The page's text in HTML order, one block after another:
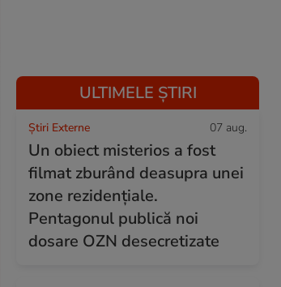
ULTIMELE ȘTIRI
Știri Externe 07 aug.
Un obiect misterios a fost
filmat zburând deasupra unei
zone rezidențiale.
Pentagonul publică noi
dosare OZN desecretizate